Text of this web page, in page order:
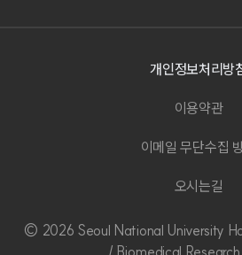
개인정보처리방
이용약관
이메일 무단수집
오시는길
© 2026 Seoul National University
/ Biomedical